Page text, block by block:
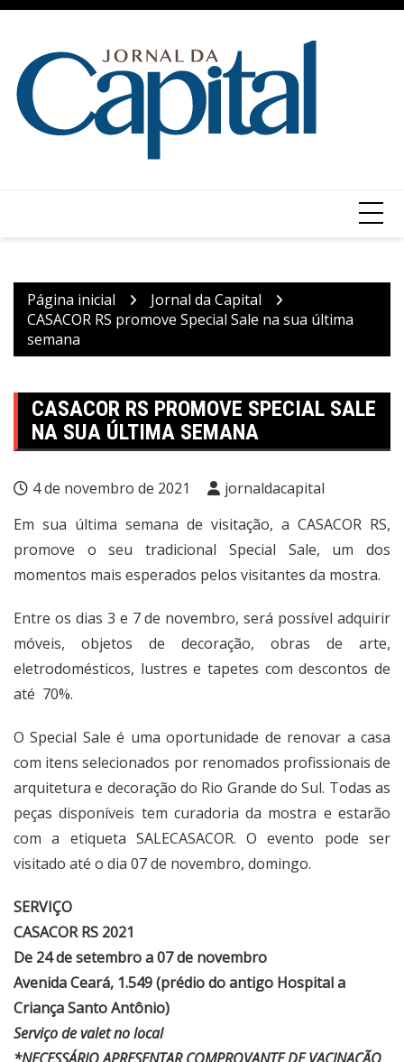
Ir
conteúdo
Página inicial
Jornal da Capital
CASACOR RS promove Special Sale na sua última
semana
CASACOR RS PROMOVE SPECIAL SALE
NA SUA ÚLTIMA SEMANA
4 de novembro de 2021
jornaldacapital
Em sua última semana de visitação, a CASACOR RS,
promove o seu tradicional Special Sale, um dos
momentos mais esperados pelos visitantes da mostra.
Entre os dias 3 e 7 de novembro, será possível adquirir
móveis, objetos de decoração, obras de arte,
eletrodomésticos, lustres e tapetes com descontos de
até 70%.
O Special Sale é uma oportunidade de renovar a casa
com itens selecionados por renomados profissionais de
arquitetura e decoração do Rio Grande do Sul. Todas as
peças disponíveis tem curadoria da mostra e estarão
com a etiqueta SALECASACOR. O evento pode ser
visitado até o dia 07 de novembro, domingo.
SERVIÇO
CASACOR RS 2021
De 24 de setembro a 07 de novembro
Avenida Ceará, 1.549 (prédio do antigo Hospital a
Criança Santo Antônio)
Serviço de valet no local